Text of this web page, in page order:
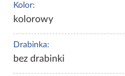
Kolor:
kolorowy
Drabinka:
bez drabinki